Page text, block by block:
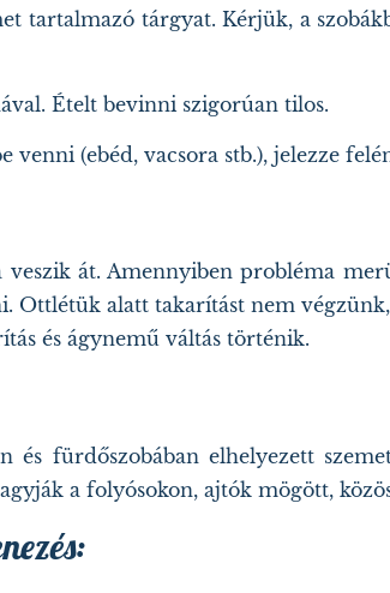
tartalmazó tárgyat. Kérjük, a
Ételt bevinni szigorúan tilos.
venni (ebéd, vacsora stb.), jelezze
át. Amennyiben probléma
alatt takarítást nem
és ágynemű váltás történik.
és fürdőszobában elhelyezett
a folyósokon, ajtók mögött,